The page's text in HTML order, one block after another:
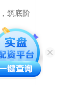
筑底阶
，“北